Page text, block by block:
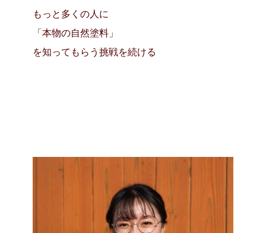
もっと多くの人に
「本物の自然塗料」
を知ってもらう挑戦を続ける